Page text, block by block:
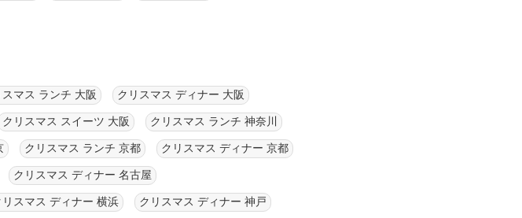
スマス ランチ 大阪 クリスマス ディナー 大阪
クリスマス スイーツ 大阪 クリスマス ランチ 神奈川
クリスマス ランチ 京都 クリスマス ディナー 京都
クリスマス ディナー 名古屋
リスマス ディナー 横浜 クリスマス ディナー 神戸